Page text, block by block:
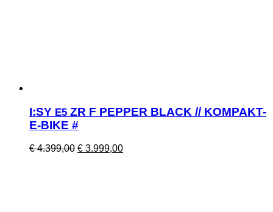
I:SY E5 ZR F PEPPER BLACK // KOMPAKT-
E-BIKE #
€4.399,00 Ursprünglicher
€ 3.999,00Aktueller